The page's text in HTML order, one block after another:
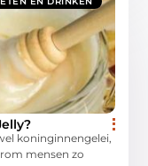
koninginnengelei,
mensen zo